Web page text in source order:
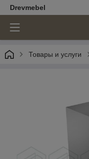
Drevmebel
Товары и услуги